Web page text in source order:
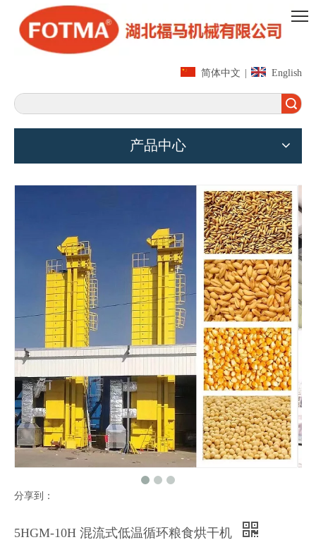
简体中文 English
产品中心
分享到：
5HGM-10H 混流式低温循环粮食烘干机